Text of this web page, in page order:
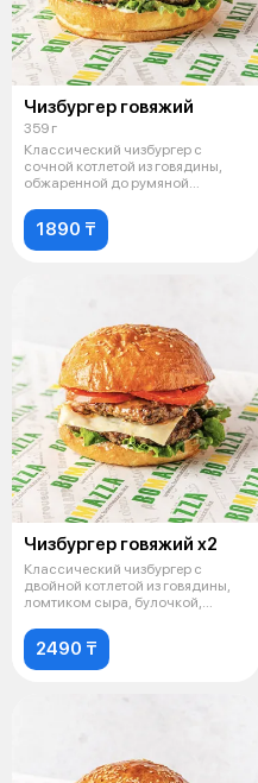
Чизбургер говяжий
359 г
Классический чизбургер с
сочной котлетой из говядины,
обжаренной до румяной
1890 ₸
Чизбургер говяжий х2
Классический чизбургер с
двойной котлетой из говядины,
ломтиком сыра, булочкой,
2490 ₸